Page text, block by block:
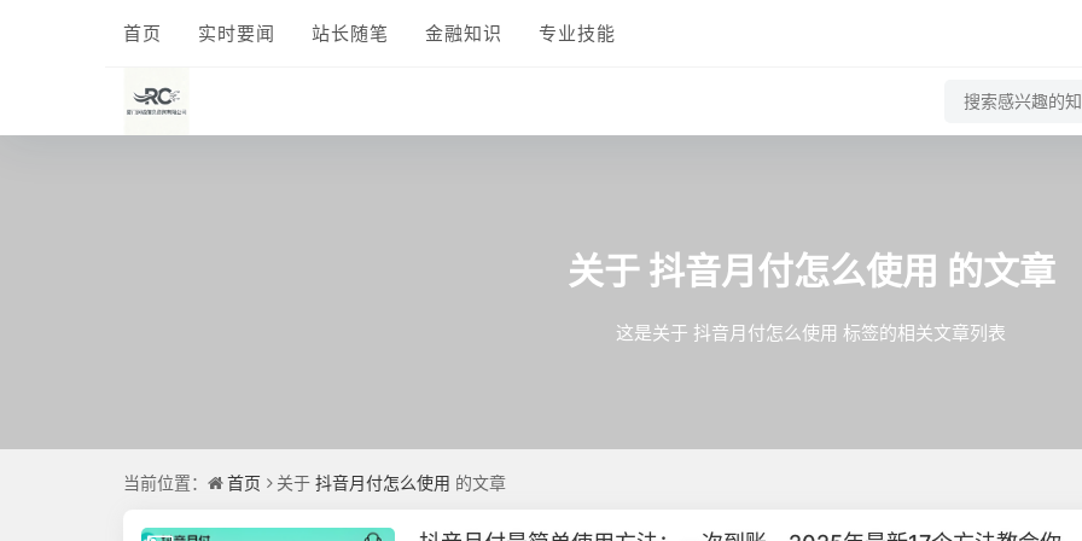
首页 实时要闻 站长随笔 金融知识 专业技能
关于 抖音月付怎么使用 的文章
这是关于 抖音月付怎么使用 标签的相关文章列表
当前位置： 首页 关于 抖音月付怎么使用 的文章